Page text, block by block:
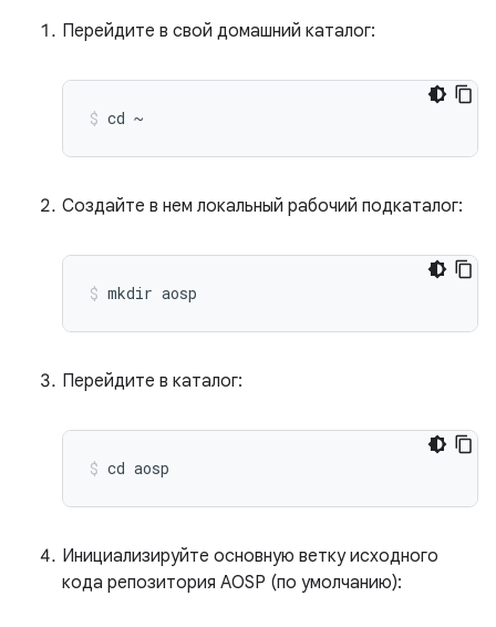
Перейдите в свой домашний каталог:
cd ~
Создайте в нем локальный рабочий подкаталог:
mkdir aosp
Перейдите в каталог:
cd aosp
Инициализируйте основную ветку исходного
кода репозитория AOSP (по умолчанию):